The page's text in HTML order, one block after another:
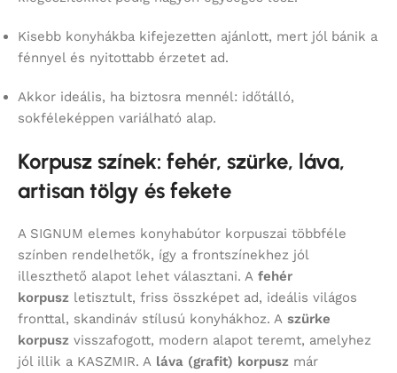
Kisebb konyhákba kifejezetten ajánlott, mert jól bánik a
fénnyel és nyitottabb érzetet ad.
Akkor ideális, ha biztosra mennél: időtálló,
sokféleképpen variálható alap.
Korpusz színek: fehér, szürke, láva,
artisan tölgy és fekete
A SIGNUM elemes konyhabútor korpuszai többféle
színben rendelhetők, így a frontszínekhez jól
illeszthető alapot lehet választani. A fehér
korpusz letisztult, friss összképet ad, ideális világos
fronttal, skandináv stílusú konyhákhoz. A szürke
korpusz visszafogott, modern alapot teremt, amelyhez
jól illik a KASZMIR. A láva (grafit) korpusz már